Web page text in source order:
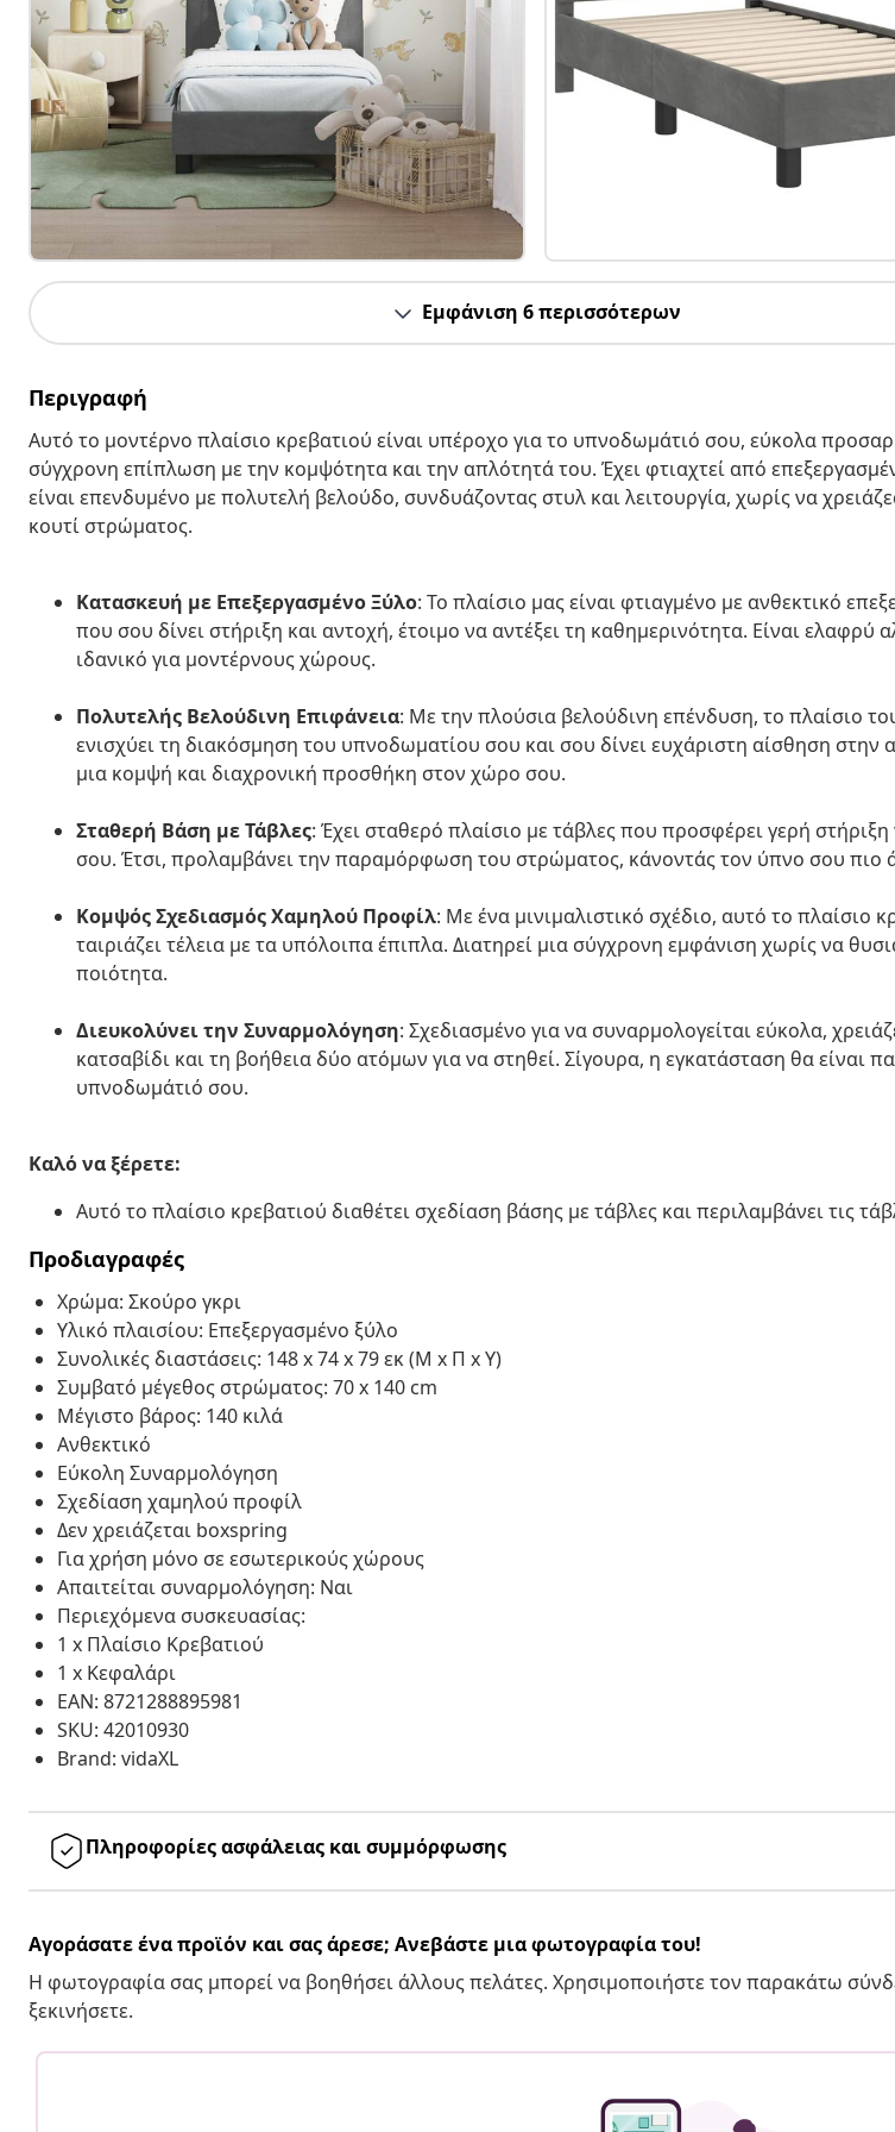
Εμφάνιση 6 περισσότερων
Περιγραφή
Αυτό το μοντέρνο πλαίσιο κρεβατιού είναι υπέροχο για το υπνοδωμάτιό σου, εύκολα
σύγχρονη επίπλωση με την κομψότητα και την απλότητά του. Έχει φτιαχτεί από
είναι επενδυμένο με πολυτελή βελούδο, συνδυάζοντας στυλ και λειτουργία, χωρίς να
κουτί στρώματος.
Κατασκευή με Επεξεργασμένο Ξύλο: Το πλαίσιο μας είναι φτιαγμένο με ανθεκτικό
που σου δίνει στήριξη και αντοχή, έτοιμο να αντέξει τη καθημερινότητα. Είναι ελαφρύ
ιδανικό για μοντέρνους χώρους.
Πολυτελής Βελούδινη Επιφάνεια: Με την πλούσια βελούδινη επένδυση, το πλαίσιο
ενισχύει τη διακόσμηση του υπνοδωματίου σου και σου δίνει ευχάριστη αίσθηση στην
μια κομψή και διαχρονική προσθήκη στον χώρο σου.
Σταθερή Βάση με Τάβλες: Έχει σταθερό πλαίσιο με τάβλες που προσφέρει γερή
σου. Έτσι, προλαμβάνει την παραμόρφωση του στρώματος, κάνοντάς τον ύπνο σου πιο
Κομψός Σχεδιασμός Χαμηλού Προφίλ: Με ένα μινιμαλιστικό σχέδιο, αυτό το πλαίσιο
ταιριάζει τέλεια με τα υπόλοιπα έπιπλα. Διατηρεί μια σύγχρονη εμφάνιση χωρίς να
ποιότητα.
Διευκολύνει την Συναρμολόγηση: Σχεδιασμένο για να συναρμολογείται εύκολα,
κατσαβίδι και τη βοήθεια δύο ατόμων για να στηθεί. Σίγουρα, η εγκατάσταση θα είναι
υπνοδωμάτιό σου.
Καλό να ξέρετε:
Αυτό το πλαίσιο κρεβατιού διαθέτει σχεδίαση βάσης με τάβλες και περιλαμβάνει τις
Προδιαγραφές
Χρώμα: Σκούρο γκρι
Υλικό πλαισίου: Επεξεργασμένο ξύλο
Συνολικές διαστάσεις: 148 x 74 x 79 εκ (Μ x Π x Υ)
Συμβατό μέγεθος στρώματος: 70 x 140 cm
Μέγιστο βάρος: 140 κιλά
Ανθεκτικό
Εύκολη Συναρμολόγηση
Σχεδίαση χαμηλού προφίλ
Δεν χρειάζεται boxspring
Για χρήση μόνο σε εσωτερικούς χώρους
Απαιτείται συναρμολόγηση: Ναι
Περιεχόμενα συσκευασίας:
1 x Πλαίσιο Κρεβατιού
1 x Κεφαλάρι
EAN: 8721288895981
SKU: 42010930
Brand: vidaXL
Πληροφορίες ασφάλειας και συμμόρφωσης
Αγοράσατε ένα προϊόν και σας άρεσε; Ανεβάστε μια φωτογραφία του!
Η φωτογραφία σας μπορεί να βοηθήσει άλλους πελάτες. Χρησιμοποιήστε τον παρακάτω
ξεκινήσετε.